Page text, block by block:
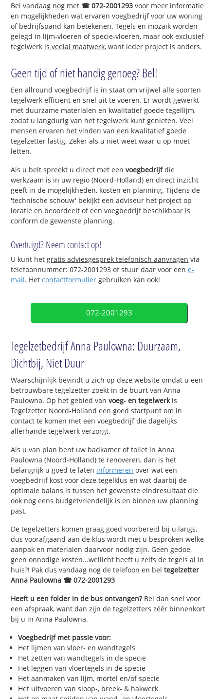
Bel vandaag nog met ☎ 072-2001293 voor meer informatie
en mogelijkheden wat ervaren voegbedrijf voor uw woning
of bedrijfspand kan betekenen. Tegels en mozaïk worden
gelegd in lijm-vloeren of specie-vloeren, maar ook exclusief
tegelwerk is veelal maatwerk, want ieder project is anders.
Geen tijd of niet handig genoeg? Bel!
Een allround voegbedrijf is in staat om vrijwel alle soorten
tegelwerk efficiënt en snel uit te voeren. Er wordt gewerkt
met duurzame materialen en kwalitatief goede tegellijm,
zodat u langdurig van het tegelwerk kunt genieten. Veel
mensen ervaren het vinden van een kwalitatief goede
tegelzetter lastig. Zeker als u niet weet waar u op moet
letten.
Als u belt spreekt u direct met eenvoegbedrijfdie
werkzaam is in uw regio (Noord-Holland) en direct inzicht
geeft in de mogelijkheden, kosten en planning. Tijdens de
'technische schouw' bekijkt een adviseur het project op
locatie en beoordeelt of een voegbedrijf beschikbaar is
conform de gewenste planning.
Overtuigd? Neem contact op!
U kunt hetgratis adviesgesprek telefonisch aanvragen via
telefoonnummer: 072-2001293 of stuur daar voor eene-
mail. Hetcontactformulier gebruiken kan ook!
072-2001293
Tegelzetbedrijf Anna Paulowna: Duurzaam,
Dichtbij, Niet Duur
Waarschijnlijk bevindt u zich op deze website omdat u een
betrouwbare tegelzetter zoekt in de buurt van Anna
Paulowna. Op het gebied van voeg- en tegelwerkis
Tegelzetter Noord-Holland een goed startpunt om in
contact te komen met een voegbedrijf die dagelijks
allerhande tegelwerk verzorgt.
Als u van plan bent uw badkamer of toilet in Anna
Paulowna (Noord-Holland) te renoveren, dan is het
belangrijk u goed te laten informeren over wat een
voegbedrijf kost voor deze tegelklus en wat daarbij de
optimale balans is tussen het gewenste eindresultaat die
ook nog eens budgetvriendelijk is en binnen uw planning
past.
De tegelzetters komen graag goed voorbereid bij u langs,
dus voorafgaand aan de klus wordt met u besproken welke
aanpak en materialen daarvoor nodig zijn. Geen gedoe,
geen onnodige kosten...wellicht heeft u zelfs de tegels al in
huis?! Pak dus vandaag nog de telefoon en beltegelzetter
Anna Paulowna ☎ 072-2001293
Heeft u een folder in de bus ontvangen?Bel dan snel voor
een afspraak, want dan zijn de tegelzetters zéér binnenkort
bij u in Anna Paulowna.
Voegbedrijf met passie voor:
Het lijmen van vloer- en wandtegels
Het zetten van wandtegels in de specie
Het leggen van vloertegels in de specie
Het aanmaken van lijm, mortel en/of specie
Het uitvoeren van sloop-, breek- & hakwerk